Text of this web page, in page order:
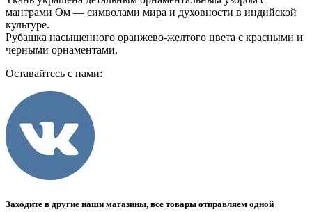
мантрами Ом — символами мира и духовности в индийской
культуре.
Рубашка насыщенного оранжево-желтого цвета с красными и
черными орнаментами.
Оставайтесь с нами:
Заходите в другие наши магазины, все товары отправляем одной